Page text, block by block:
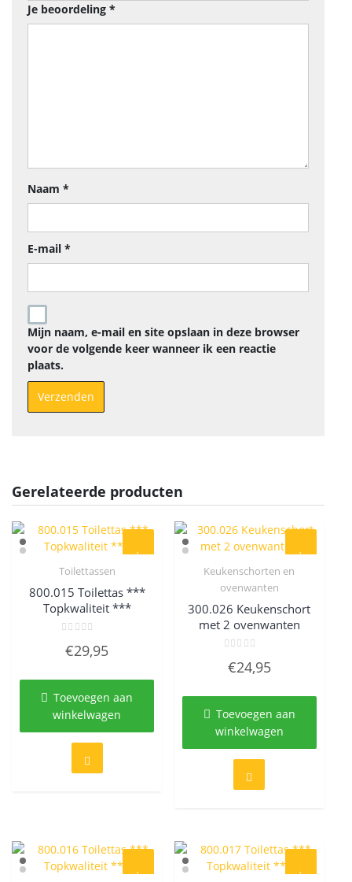
Je beoordeling *
Naam *
E-mail *
Mijn naam, e-mail en site opslaan in deze browser
voor de volgende keer wanneer ik een reactie
plaats.
Gerelateerde producten
Toilettassen
800.015 Toilettas ***
Topkwaliteit ***
0
uit
€29,95
Toevoegen aan
winkelwagen
Quick View
Keukenschorten en
ovenwanten
300.026 Keukenschort
met 2 ovenwanten
0
uit
€24,95
Toevoegen aan
winkelwagen